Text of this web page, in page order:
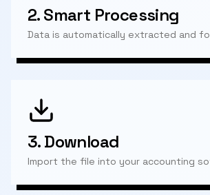
2.Smart Processing
Data is automatically extracted and
3.Download
Import the file into your accounting